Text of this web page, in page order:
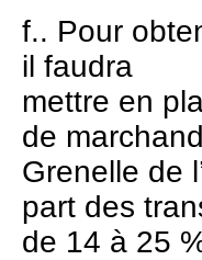
f.. Pour
il faudra
mettre en
de
Grenelle de
part des
de 14 à 25